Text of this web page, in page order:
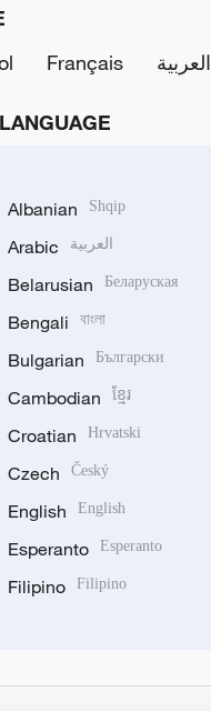
Français العربية
Albanian Shqip
Arabic العربية
Belarusian Беларуская
Bengali বাংলা
Bulgarian Български
Cambodian ខ្មែរ
Croatian Hrvatski
Czech Český
English English
Esperanto Esperanto
Filipino Filipino